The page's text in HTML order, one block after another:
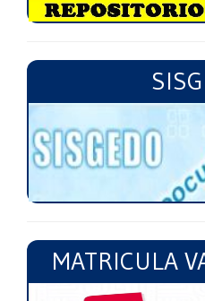
MATRICULA